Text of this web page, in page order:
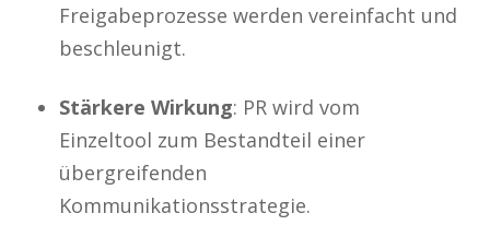
Freigabeprozesse werden vereinfacht und
beschleunigt.
Stärkere Wirkung: PR wird vom
Einzeltool zum Bestandteil einer
übergreifenden
Kommunikationsstrategie.